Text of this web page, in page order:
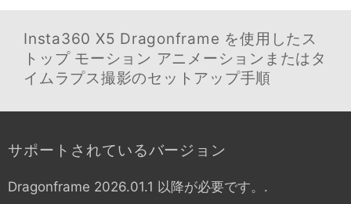
Insta360 X5 Dragonframe を使用したス
トップ モーション アニメーションまたはタ
イムラプス撮影のセットアップ手順
サポートされているバージョン
Dragonframe 2026.01.1 以降が必要です。.